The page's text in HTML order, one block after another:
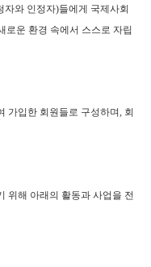
와 인정자)들에게 국제사회
로운 환경 속에서 스스로 자립
가입한 회원들로 구성하며, 회
위해 아래의 활동과 사업을 전